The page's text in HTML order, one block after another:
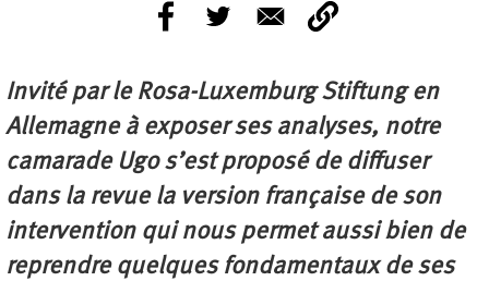
Invité par le Rosa-Luxemburg Stiftung en
Allemagne à exposer ses analyses, notre
camarade Ugo s’est proposé de diffuser
dans la revue la version française de son
intervention qui nous permet aussi bien de
reprendre quelques fondamentaux de ses